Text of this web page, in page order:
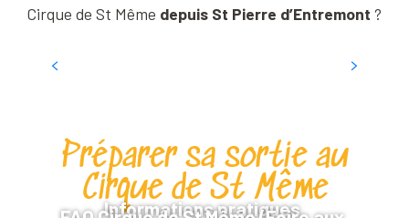
Cirque de St Même depuis St Pierre d’Entremont ?
Cirque de St Même : Sentier du fond du
Préparer sa sortie au
Cirque de St Même
Informations pratiques